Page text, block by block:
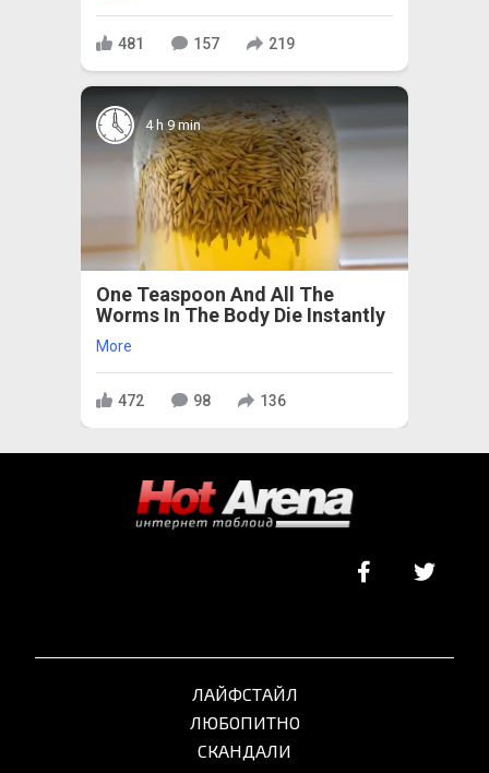
481 157 219
4 h 9 min
One Teaspoon And All The
Worms In The Body Die Instantly
More
472 98 136
ЛАЙФСТАЙЛ
ЛЮБОПИТНО
СКАНДАЛИ